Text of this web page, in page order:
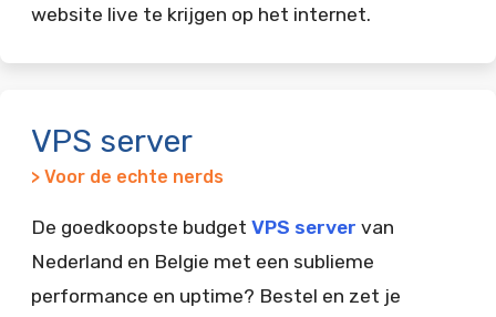
website live te krijgen op het internet.
VPS server
> Voor de echte nerds
De goedkoopste budget VPS server van
Nederland en Belgie met een sublieme
performance en uptime? Bestel en zet je